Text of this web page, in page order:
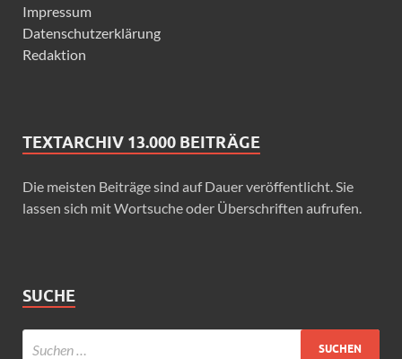
Impressum
Datenschutzerklärung
Redaktion
TEXTARCHIV 13.000 BEITRÄGE
Die meisten Beiträge sind auf Dauer veröffentlicht. Sie
lassen sich mit Wortsuche oder Überschriften aufrufen.
SUCHE